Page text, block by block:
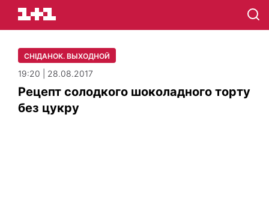
СНІДАНОК. ВЫХОДНОЙ
19:20 | 28.08.2017
Рецепт солодкого шоколадного торту
без цукру